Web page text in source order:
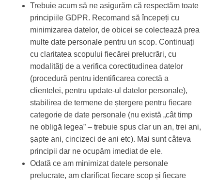
Trebuie acum să ne asigurăm că respectăm toate
principiile GDPR. Recomand să începeți cu
minimizarea datelor, de obicei se colectează prea
multe date personale pentru un scop. Continuați
cu claritatea scopului fiecărei prelucrări, cu
modalități de a verifica corectitudinea datelor
(procedură pentru identificarea corectă a
clientelei, pentru update-ul datelor personale),
stabilirea de termene de ștergere pentru fiecare
categorie de date personale (nu există „cât timp
ne obligă legea” – trebuie spus clar un an, trei ani,
șapte ani, cincizeci de ani etc). Mai sunt câteva
principii dar ne ocupăm imediat de ele.
Odată ce am minimizat datele personale
prelucrate, am clarificat fiecare scop și fiecare